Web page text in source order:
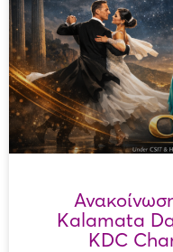
Kalamata
KDC